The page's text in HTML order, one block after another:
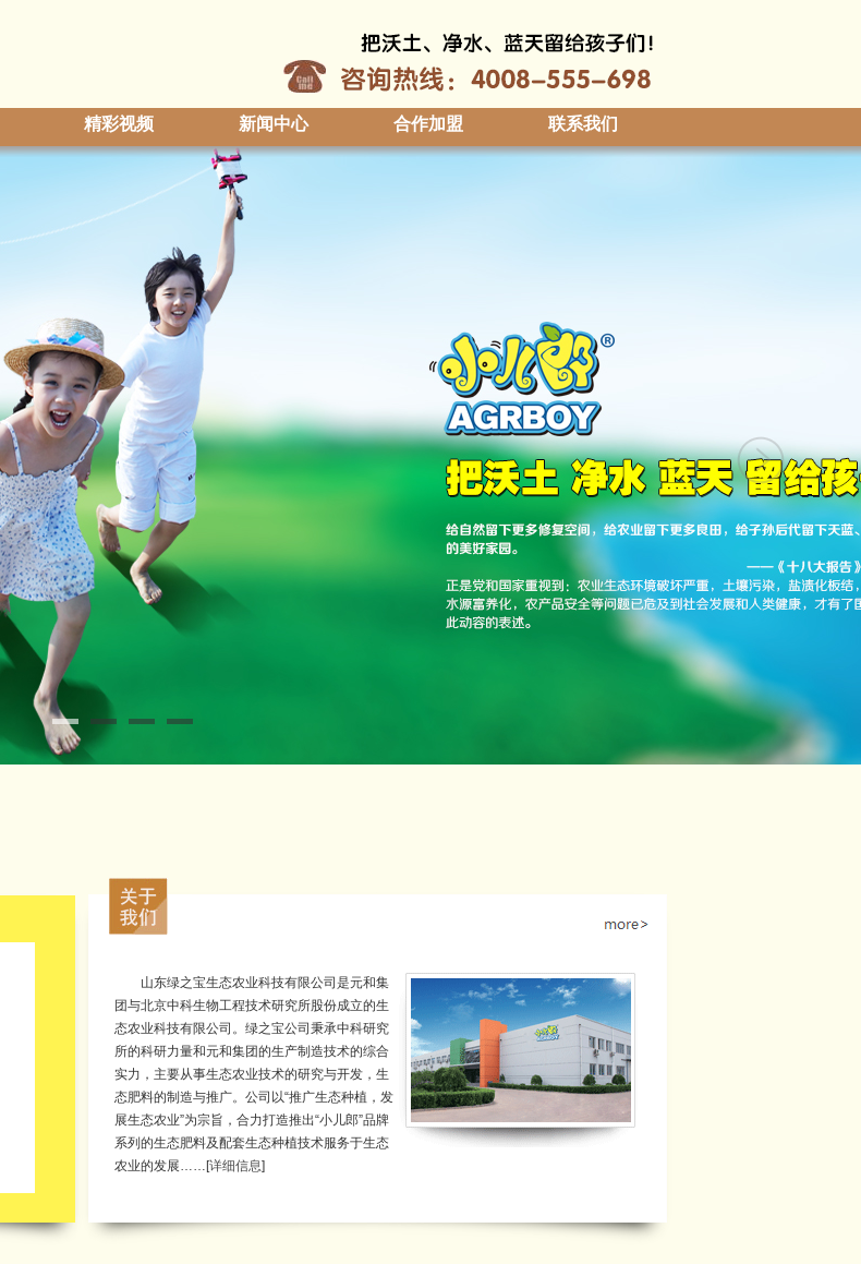
精彩视频 新闻中心 合作加盟 联系我们
山东绿之宝生态农业科技有限公司是元和集
团与北京中科生物工程技术研究所股份成立的生
态农业科技有限公司。绿之宝公司秉承中科研究
所的科研力量和元和集团的生产制造技术的综合
实力，主要从事生态农业技术的研究与开发，生
态肥料的制造与推广。公司以“推广生态种植，发
展生态农业”为宗旨，合力打造推出“小儿郎”品牌
系列的生态肥料及配套生态种植技术服务于生态
农业的发展……[详细信息]